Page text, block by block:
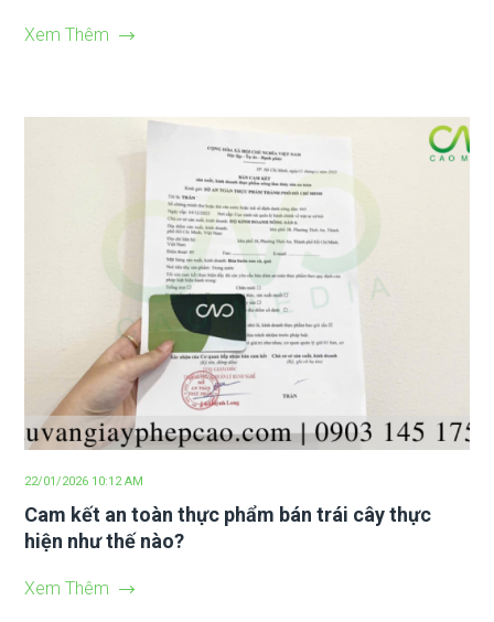
Xem Thêm
22/01/2026 10:12 AM
Cam kết an toàn thực phẩm bán trái cây thực
hiện như thế nào?
Xem Thêm